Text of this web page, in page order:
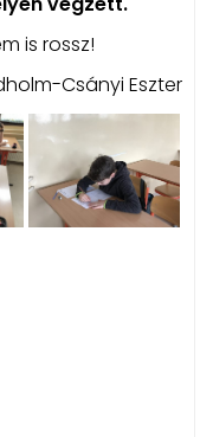
is rossz!
Csányi Eszter